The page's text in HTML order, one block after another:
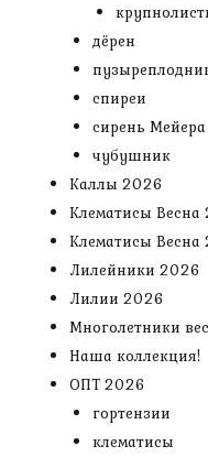
дёрен
спиреи
сирень Мейера
чубушник
Каллы 2026
Клематисы Весна
Клематисы
Лилейники 2026
Лилии 2026
Многолетники
Наша коллекция!
ОПТ 2026
гортензии
клематисы